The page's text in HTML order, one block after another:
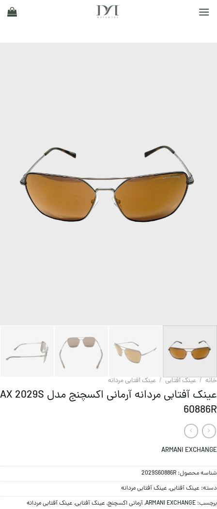
خانه / عینک آفتابی / عینک آفتابی مردانه
عینک آفتابی مردانه آرمانی اکسچنج مدل AX 2029S
60886R
ARMANI EXCHANGE
شناسه محصول: 2029S60886R
دسته: عینک آفتابی, عینک آفتابی مردانه
برچسب: ARMANI EXCHANGE
,آرمانی اکسچنج, عینک آفتابی, عینک آفتابی مردانه